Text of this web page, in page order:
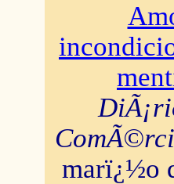
marï¿½o